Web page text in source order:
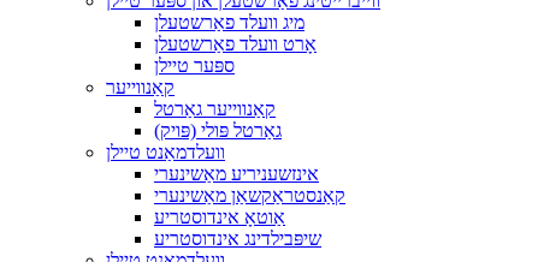
מיג וועלד פאַרשטעלן
אָרט וועלד פאַרשטעלן
ספּער טיילן
קאַנווייער
קאַנווייער גאַרטל
גאַרטל פּולי (פּויק)
וועלדמאַנט טיילן
אינזשעניריע מאַשינערי
קאַנסטראַקשאַן מאַשינערי
אַוטאָ אינדוסטריע
שיפּבילדינג אינדוסטריע